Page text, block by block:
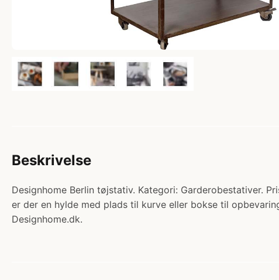
Beskrivelse
Designhome Berlin tøjstativ. Kategori: Garderobestativer.
er der en hylde med plads til kurve eller bokse til
Designhome.dk.